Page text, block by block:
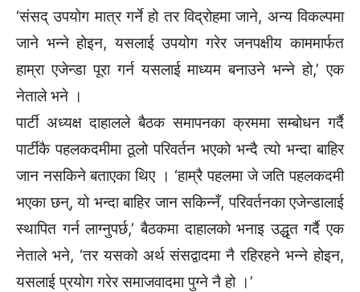
‘संसद् उपयोग मात्र गर्ने हो तर विद्रोहमा जाने, अन्य विकल्पमा
जाने भन्ने होइन, यसलाई उपयोग गरेर जनपक्षीय काममार्फत
हाम्रा एजेन्डा पूरा गर्न यसलाई माध्यम बनाउने भन्ने हो,’ एक
नेताले भने ।
पार्टी अध्यक्ष दाहालले बैठक समापनका क्रममा सम्बोधन गर्दै
पार्टीकै पहलकदमीमा ठूलो परिवर्तन भएको भन्दै त्यो भन्दा बाहिर
जान नसकिने बताएका थिए । ‘हाम्रै पहलमा जे जति पहलकदमी
भएका छन्, यो भन्दा बाहिर जान सकिन्नँ, परिवर्तनका एजेन्डालाई
स्थापित गर्न लाग्नुपर्छ,’ बैठकमा दाहालको भनाइ उद्धृत गर्दै एक
नेताले भने, ‘तर यसको अर्थ संसद्वादमा नै रहिरहने भन्ने होइन,
यसलाई प्रयोग गरेर समाजवादमा पुग्ने नै हो ।’